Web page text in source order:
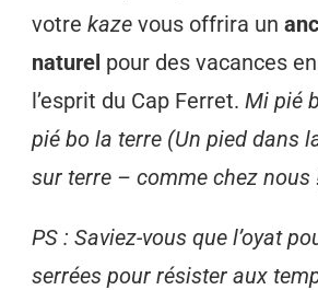
votre kaze vous offrira un
naturel pour des vacances
l’esprit du Cap Ferret. Mi pié
pié bo la terre (Un pied dans
sur terre – comme chez nous
PS : Saviez-vous que l’oyat
serrées pour résister aux